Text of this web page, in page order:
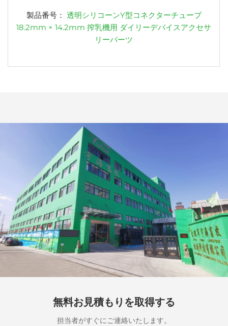
製品番号： 透明シリコーンY型コネクターチューブ
18.2mm × 14.2mm 搾乳機用 ダイリーデバイスアクセサ
リーパーツ
無料お見積もりを取得する
担当者がすぐにご連絡いたします。